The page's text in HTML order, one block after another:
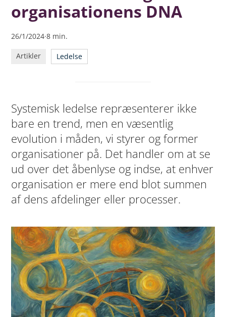
organisationens DNA
26/1/2024·8 min.
Artikler Ledelse
Systemisk ledelse repræsenterer ikke
bare en trend, men en væsentlig
evolution i måden, vi styrer og former
organisationer på. Det handler om at se
ud over det åbenlyse og indse, at enhver
organisation er mere end blot summen
af dens afdelinger eller processer.